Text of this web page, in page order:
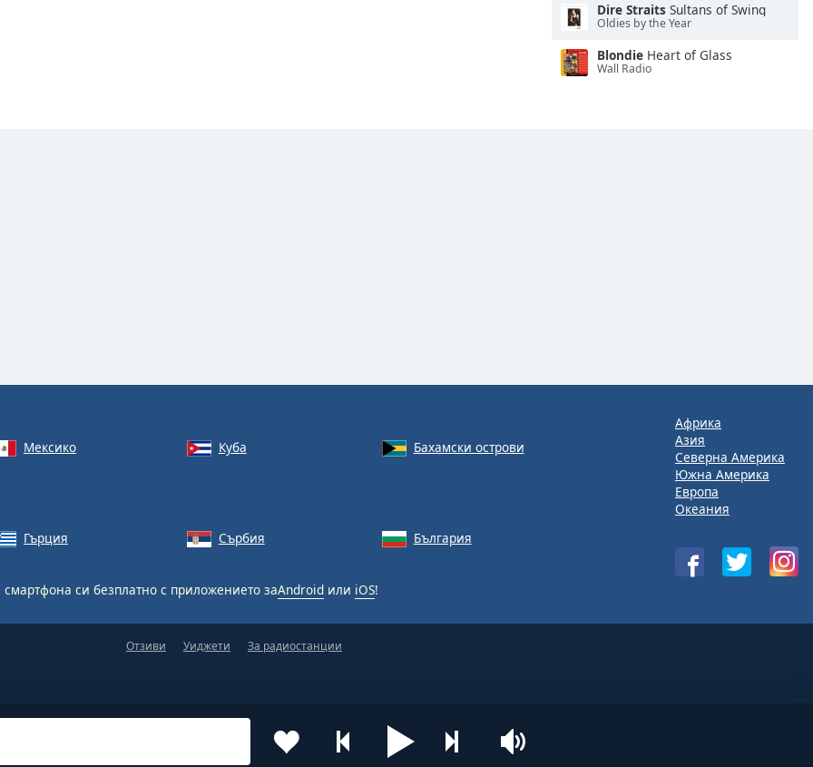
Dire Straits Sultans of Swing
Oldies by the Year
Blondie Heart of Glass
Wall Radio
Мексико Куба
Бахамски острови
Гърция Сърбия България
смартфона си безплатно с приложението заAndroid или iOS!
Африка
Азия
Северна Америка
Южна Америка
Европа
Океания
Отзиви Уиджети За радиостанции